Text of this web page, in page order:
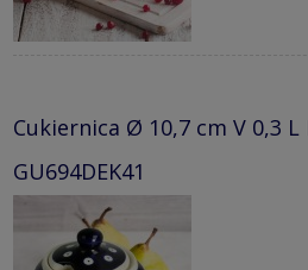
Cukiernica Ø 10,7 cm V 0,3 L
GU694DEK41